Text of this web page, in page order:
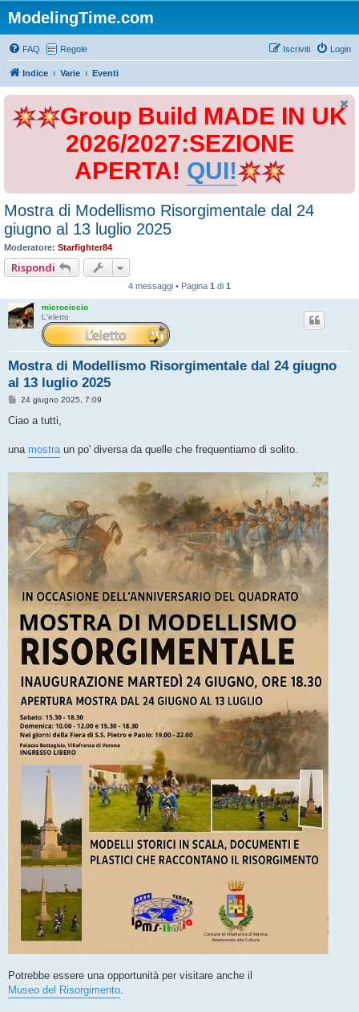
ModelingTime.com
FAQ Regole Login
Iscriviti
Indice Varie Eventi
Group Build MADE IN UK
2026/2027:SEZIONE
APERTA! QUI!
Mostra di Modellismo Risorgimentale dal 24
giugno al 13 luglio 2025
Moderatore: Starfighter84
Rispondi
4 messaggi • Pagina 1 di 1
microciccio
L'eletto
Mostra di Modellismo Risorgimentale dal 24 giugno
al 13 luglio 2025
M
s
g
24 giugno 2025, 7:09
Ciao a tutti,
una mostra un po' diversa da quelle che frequentiamo di solito.
Potrebbe essere una opportunità per visitare anche il
Museo del Risorgimento